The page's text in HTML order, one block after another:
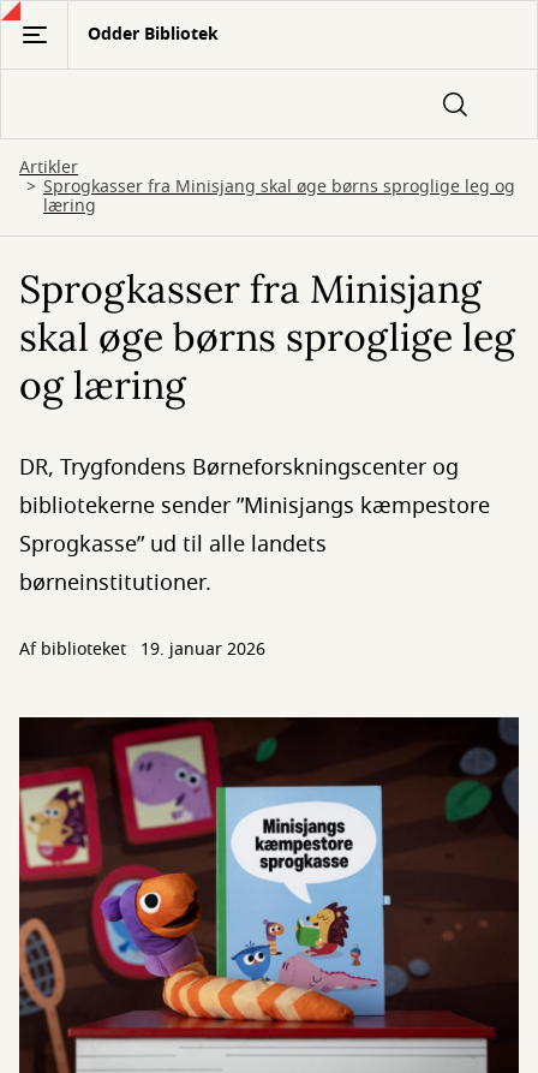
Gå
hovedindhold
Odder Bibliotek
Artikler
Sprogkasser fra Minisjang skal øge børns sproglige leg og
læring
Sprogkasser fra Minisjang
skal øge børns sproglige leg
og læring
DR, Trygfondens Børneforskningscenter og
bibliotekerne sender ”Minisjangs kæmpestore
Sprogkasse” ud til alle landets
børneinstitutioner.
Af biblioteket 19. januar 2026